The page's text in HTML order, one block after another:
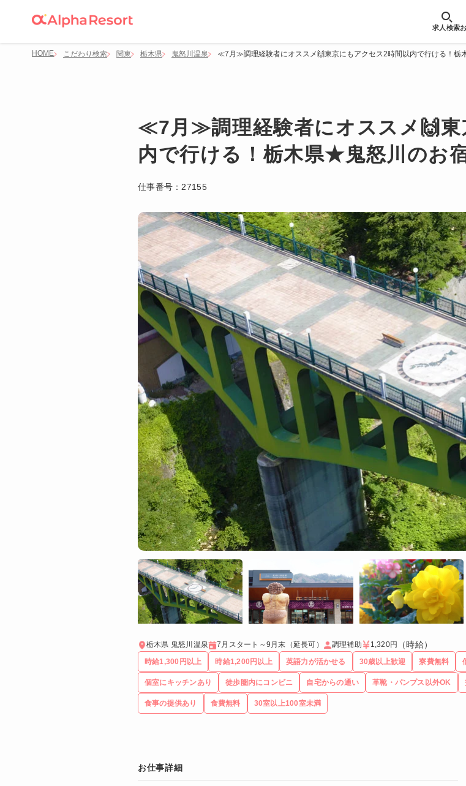
求人検索
HOME こだわり検索 関東 栃木県 鬼怒川温泉 ≪7月≫調理経験者にオススメ🙌東京にもアクセス2時間以内で行ける！栃
≪7月≫調理経験者にオススメ🙌東
内で行ける！栃木県★鬼怒川のお
仕事番号： 27155
栃木県 鬼怒川温泉 7月スタート～9月末（延長可） 調理補助 1,320円 （時給）
時給1,300円以上 時給1,200円以上 英語力が活かせる 30歳以上歓迎 寮費無料
個室にキッチンあり 徒歩圏内にコンビニ 自宅からの通い 革靴・パンプス以外OK
食事の提供あり 食費無料 30室以上100室未満
お仕事詳細